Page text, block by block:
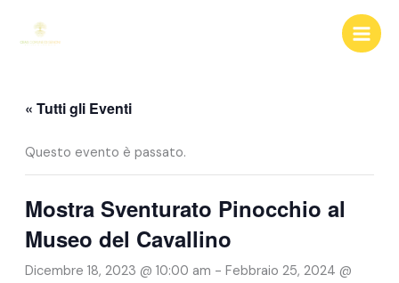
« Tutti gli Eventi
Questo evento è passato.
Mostra Sventurato Pinocchio al
Museo del Cavallino
Dicembre 18, 2023 @ 10:00 am - Febbraio 25, 2024 @